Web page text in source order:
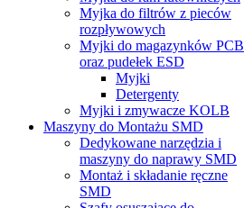
Myjka do filtrów z pieców
rozpływowych
Myjki do magazynków PCB
oraz pudełek ESD
Myjki
Detergenty
Myjki i zmywacze KOLB
Maszyny do Montażu SMD
Dedykowane narzędzia i
maszyny do naprawy SMD
Montaż i składanie ręczne
SMD